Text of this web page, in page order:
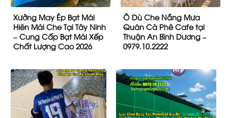
Xưởng May Ép Bạt Mái
Hiên Mái Che Tại Tây Ninh
– Cung Cấp Bạt Mái Xếp
Chất Lượng Cao 2026
Ô Dù Che Nắng Mưa
Quán Cà Phê Cafe tại
Thuận An Bình Dương –
0979.10.2222